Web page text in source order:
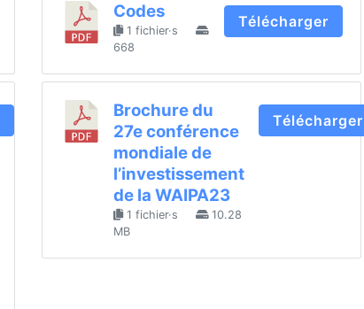
Codes
1 fichier·s
668
Télécharger
Brochure du
27e conférence
mondiale de
l’investissement
de la WAIPA23
1 fichier·s
10.28
MB
Télécharger